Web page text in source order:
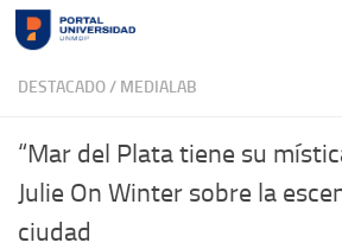
Skip to content
DESTACADO/ MEDIALAB
“Mar del Plata tiene su
Julie On Winter sobre la
ciudad